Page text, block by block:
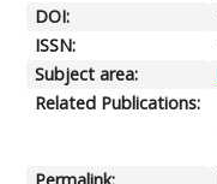
DOI:
ISSN:
Subject area:
Related Publications:
Permalink: